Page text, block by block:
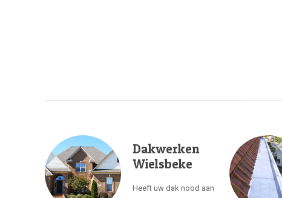
Dakwerken
Wielsbeke
Heeft uw dak nood aan